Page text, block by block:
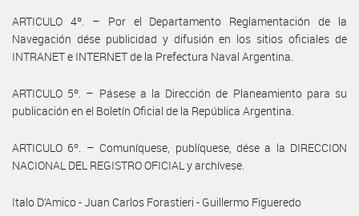
ARTICULO 4º. – Por el Departamento Reglamentación de la
Navegación dése publicidad y difusión en los sitios oficiales de
INTRANET e INTERNET de la Prefectura Naval Argentina.
ARTICULO 5º. – Pásese a la Dirección de Planeamiento para su
publicación en el Boletín Oficial de la República Argentina.
ARTICULO 6º. – Comuníquese, publíquese, dése a la DIRECCION
NACIONAL DEL REGISTRO OFICIAL y archívese.
Italo D’Amico - Juan Carlos Forastieri - Guillermo Figueredo